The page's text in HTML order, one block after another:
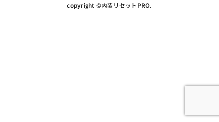
copyright ©内装リセットPRO.